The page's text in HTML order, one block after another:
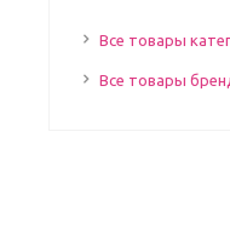
Все товары
Все товары